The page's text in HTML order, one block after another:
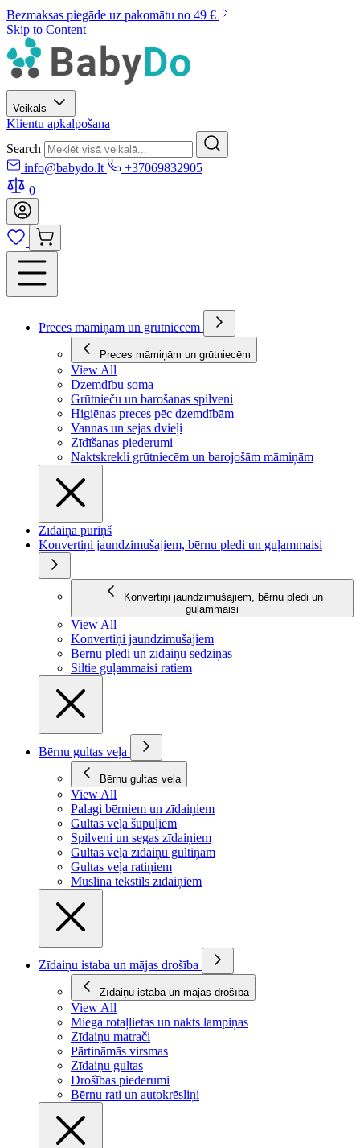
Bezmaksas piegāde uz pakomātu no 49 €
Skip to Content
Veikals
Klientu apkalpošana
Search
info@babydo.lt
+37069832905
0
Preces māmiņām un grūtniecēm
Preces māmiņām un grūtniecēm
View All
Dzemdību soma
Grūtnieču un barošanas spilveni
Higiēnas preces pēc dzemdībām
Vannas un sejas dvieļi
Zīdīšanas piederumi
Naktskrekli grūtniecēm un barojošām māmiņām
Zīdaiņa pūriņš
Konvertiņi jaundzimušajiem, bērnu pledi un guļammaisi
Konvertiņi jaundzimušajiem, bērnu pledi un
guļammaisi
View All
Konvertiņi jaundzimušajiem
Bērnu pledi un zīdaiņu sedziņas
Siltie guļammaisi ratiem
Bērnu gultas veļa
Bērnu gultas veļa
View All
Palagi bērniem un zīdaiņiem
Gultas veļa šūpuļiem
Spilveni un segas zīdaiņiem
Gultas veļa zīdaiņu gultiņām
Gultas veļa ratiņiem
Muslina tekstils zīdaiņiem
Zīdaiņu istaba un mājas drošība
Zīdaiņu istaba un mājas drošība
View All
Miega rotaļlietas un nakts lampiņas
Zīdaiņu matrači
Pārtināmās virsmas
Zīdaiņu gultas
Drošības piederumi
Bērnu rati un autokrēsliņi